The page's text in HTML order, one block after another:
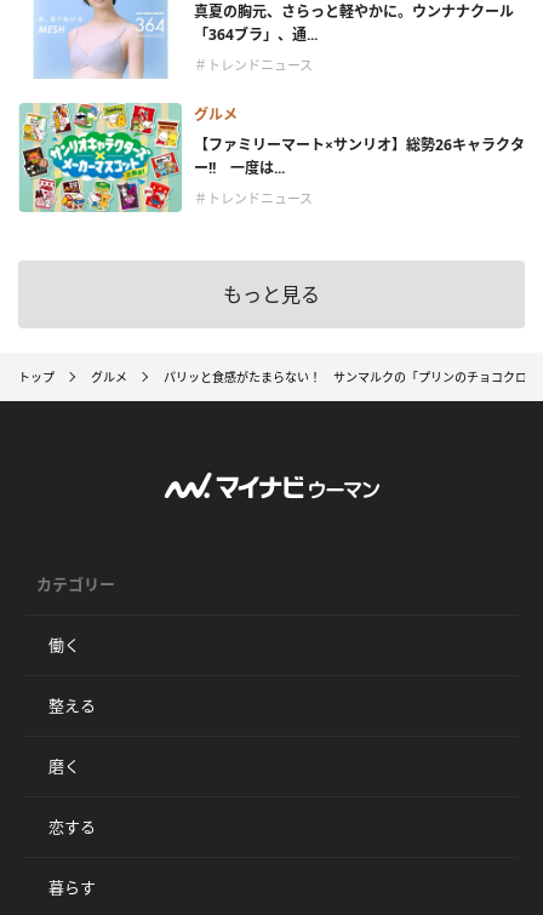
真夏の胸元、さらっと軽やかに。ウンナナクール
「364ブラ」、通...
＃トレンドニュース
グルメ
【ファミリーマート×サンリオ】総勢26キャラクタ
ー!! 一度は...
＃トレンドニュース
もっと見る
トップ グルメ パリッと食感がたまらない！ サンマルクの「プリンのチョコクロ」
カテゴリー
働く
整える
磨く
恋する
暮らす